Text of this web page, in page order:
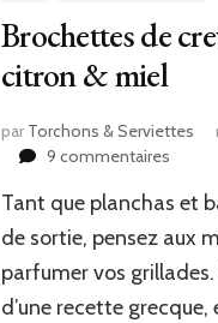
Brochettes de
citron & miel
par Torchons & Serviettes
9 commentairessur
de
citron
&
Tant que planchas et
de sortie, pensez aux
parfumer vos
d’une recette